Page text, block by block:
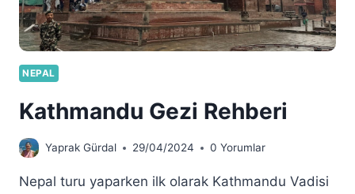
NEPAL
Kathmandu Gezi Rehberi
Yaprak Gürdal 29/04/2024 0 Yorumlar
Nepal turu yaparken ilk olarak Kathmandu Vadisi